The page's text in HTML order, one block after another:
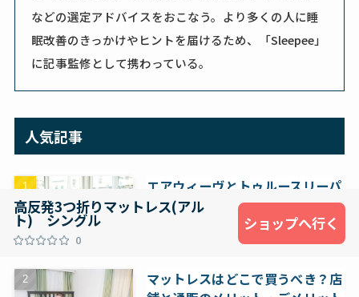
高反発3つ折りマットレス(アル
ト) シングル
0
ショップへ行く
などの選定アドバイスをおこなう。より多くの人に睡
眠改善のきっかけやヒントを届けるため、「Sleepee」
に記事監修として携わっている。
人気記事
エアウィーヴとトゥルースリーパ
ー、あなたに合うのはどっち？特
徴と価格で徹底比較してみた
マットレスはどこで買うべき？店